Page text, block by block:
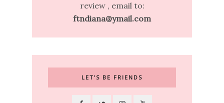
review , email to:
ftndiana@ymail.com
LET’S BE FRIENDS